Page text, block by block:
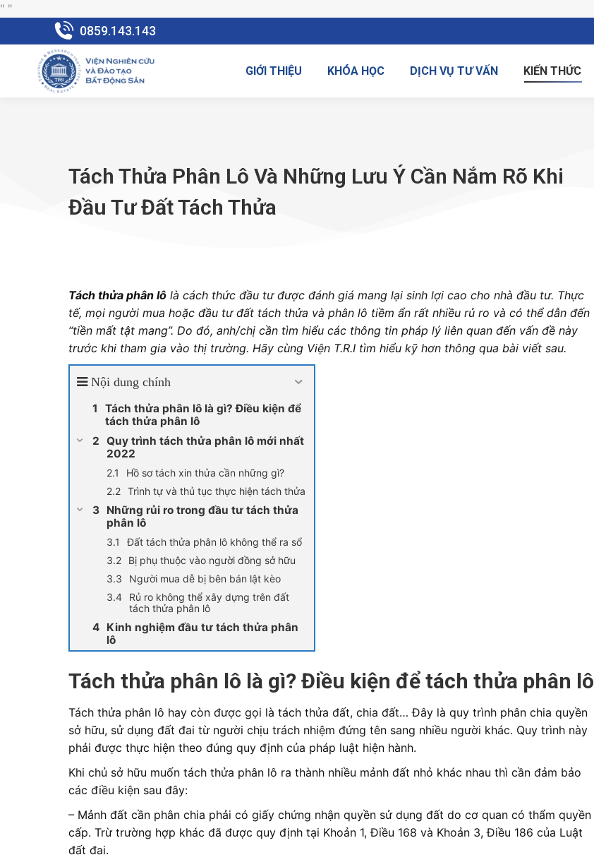
" "
0859.143.143
GIỚI THIỆU KHÓA HỌC DỊCH VỤ TƯ VẤN KIẾN THỨC
Tách Thửa Phân Lô Và Những Lưu Ý Cần Nắm Rõ Khi
Đầu Tư Đất Tách Thửa
Tách thửa phân lô là cách thức đầu tư được đánh giá mang lại sinh lợi cao cho nhà đầu tư. Thực
tế, mọi người mua hoặc đầu tư đất tách thửa và phân lô tiềm ẩn rất nhiều rủ ro và có thể dẫn đến
“tiền mất tật mang”. Do đó, anh/chị cần tìm hiểu các thông tin pháp lý liên quan đến vấn đề này
trước khi tham gia vào thị trường. Hãy cùng Viện T.R.I tìm hiểu kỹ hơn thông qua bài viết sau.
Nội dung chính
Tách thửa phân lô là gì? Điều kiện để
tách thửa phân lô
Quy trình tách thửa phân lô mới nhất
2022
Hồ sơ tách xin thửa cần những gì?
Trình tự và thủ tục thực hiện tách thửa
Những rủi ro trong đầu tư tách thửa
phân lô
Đất tách thửa phân lô không thể ra sổ
Bị phụ thuộc vào người đồng sở hữu
Người mua dễ bị bên bán lật kèo
Rủ ro không thể xây dựng trên đất
tách thửa phân lô
Kinh nghiệm đầu tư tách thửa phân
lô
Tách thửa phân lô là gì? Điều kiện để tách thửa phân lô
Tách thửa phân lô hay còn được gọi là tách thửa đất, chia đất… Đây là quy trình phân chia quyền
sở hữu, sử dụng đất đai từ người chịu trách nhiệm đứng tên sang nhiều người khác. Quy trình này
phải được thực hiện theo đúng quy định của pháp luật hiện hành.
Khi chủ sở hữu muốn tách thửa phân lô ra thành nhiều mảnh đất nhỏ khác nhau thì cần đảm bảo
các điều kiện sau đây:
– Mảnh đất cần phân chia phải có giấy chứng nhận quyền sử dụng đất do cơ quan có thẩm quyền
cấp. Trừ trường hợp khác đã được quy định tại Khoản 1, Điều 168 và Khoản 3, Điều 186 của Luật
đất đai.